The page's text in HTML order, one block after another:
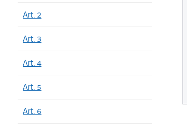
Art. 2
Art. 3
Art. 4
Art. 5
Art. 6